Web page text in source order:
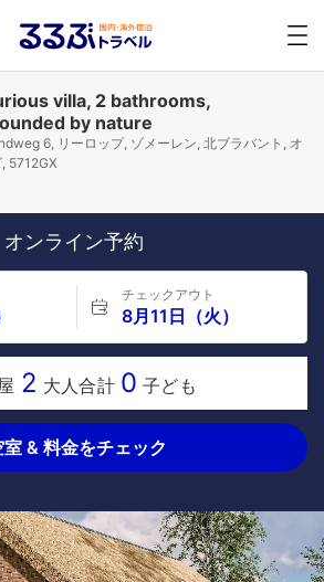
villa, 2 bathrooms,
by nature
6, リーロップ, ゾメーレン, 北ブラバント, オ
5712GX
オンライン予約
チェックアウト
8月11日（火）
2 大人合計 0 子ども
室 & 料金をチェック